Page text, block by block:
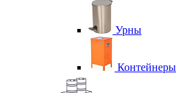
Урны